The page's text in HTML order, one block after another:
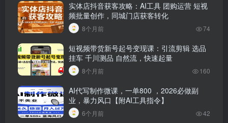
实体店抖音获客攻略：AI工具 团购运营 短视
频批量创作，同城门店获客转化
8个月前 74
短视频带货新号起号变现课：引流剪辑 选品
挂车 千川测品 自然流，快速起量
8个月前 160
AI代写制作微课，一单800 ，2026必做副
业，暴力风口【附AI工具指令】
6个月前 42